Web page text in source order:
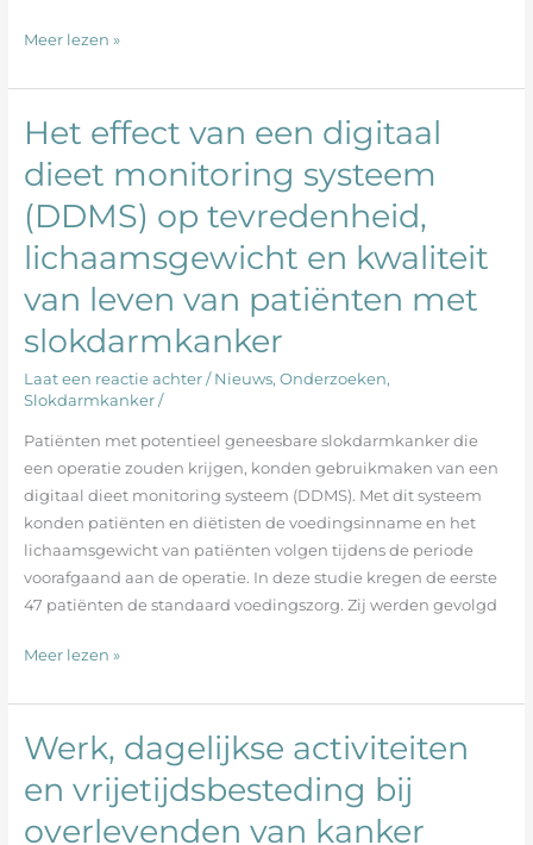
Meer lezen »
Het effect van een digitaal
dieet monitoring systeem
(DDMS) op tevredenheid,
lichaamsgewicht en kwaliteit
van leven van patiënten met
slokdarmkanker
Laat een reactie achter / Nieuws, Onderzoeken,
Slokdarmkanker/
Patiënten met potentieel geneesbare slokdarmkanker die
een operatie zouden krijgen, konden gebruikmaken van een
digitaal dieet monitoring systeem (DDMS). Met dit systeem
konden patiënten en diëtisten de voedingsinname en het
lichaamsgewicht van patiënten volgen tijdens de periode
voorafgaand aan de operatie. In deze studie kregen de eerste
47 patiënten de standaard voedingszorg. Zij werden gevolgd
Het
van
een
digitaal
dieet
monitoring
systeem
(DDMS)
op
tevredenheid,
kwaliteit
van
patiënten
met
slokdarmkanker
Meer lezen »
Werk, dagelijkse activiteiten
en vrijetijdsbesteding bij
overlevenden van kanker
Werk,
activiteiten
en